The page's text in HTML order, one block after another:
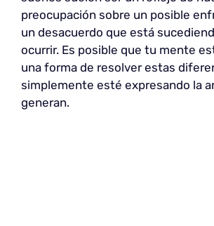
preocupación sobre un posible
un desacuerdo que está
ocurrir. Es posible que tu mente
una forma de resolver estas
simplemente esté expresando la
generan.